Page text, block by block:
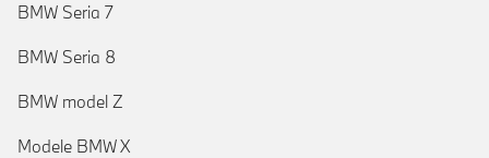
BMW Seria 7
BMW Seria 8
BMW model Z
Modele BMW X